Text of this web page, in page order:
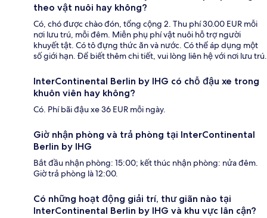
theo vật nuôi hay không?
Có, chó được chào đón, tổng cộng 2. Thu phí 30.00 EUR mỗi
nơi lưu trú, mỗi đêm. Miễn phụ phí vật nuôi hỗ trợ người
khuyết tật. Có tô đựng thức ăn và nước. Có thể áp dụng một
số giới hạn. Để biết thêm chi tiết, vui lòng liên hệ với nơi lưu trú.
InterContinental Berlin by IHG có chỗ đậu xe trong
khuôn viên hay không?
Có. Phí bãi đậu xe 36 EUR mỗi ngày.
Giờ nhận phòng và trả phòng tại InterContinental
Berlin by IHG
Bắt đầu nhận phòng: 15:00; kết thúc nhận phòng: nửa đêm.
Giờ trả phòng là 12:00.
Có những hoạt động giải trí, thư giãn nào tại
InterContinental Berlin by IHG và khu vực lân cận?